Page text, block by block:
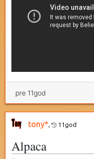
pre 11god
tony* 11god
Alpaca